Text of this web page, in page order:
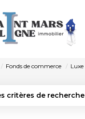
Fonds de commerce
Luxe
critères de recherche